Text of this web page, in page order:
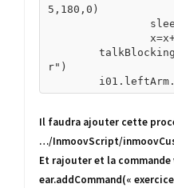
5,180,0)
r")
Il faudra ajouter cette
…/InmoovScript/
Et rajouter et la commande
ear.addCommand(«